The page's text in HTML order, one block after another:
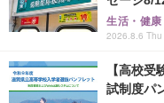
生活・健康
2026.8.6
【高校
試制度パ